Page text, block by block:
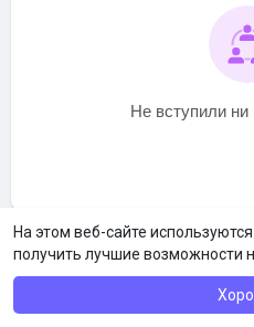
На этом веб-сайте
получить лучшие возможности
Не вступили ни